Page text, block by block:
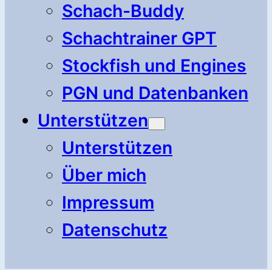
Schach-Buddy
Schachtrainer GPT
Stockfish und Engines
PGN und Datenbanken
Unterstützen
Unterstützen
Über mich
Impressum
Datenschutz